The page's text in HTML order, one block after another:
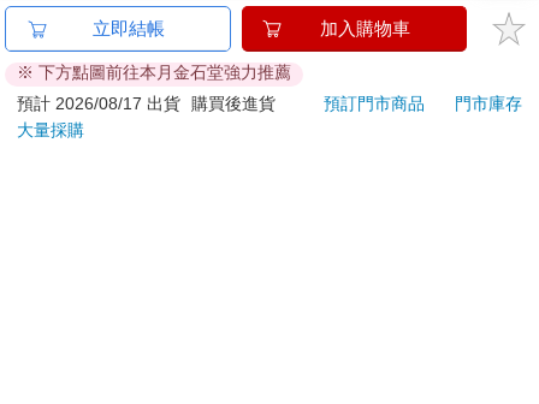
已拆封之個人衛生用品。（如：內衣褲、刮鬍刀、除毛
刀…等）
若非上列種類商品，均享有到貨7天的猶豫期（含例假
日）。
辦理退換貨時，商品（組合商品恕無法接受單獨退貨）必須
立即結帳 加入購物車
※ 下方點圖前往本月金石堂強力推薦
預計 2026/08/17 出貨
購買後進貨 預訂門市商品
門市庫存
大量採購